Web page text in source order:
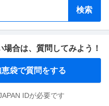
検索
合は、 質問してみよう！
袋で質問をする
IDが必要です